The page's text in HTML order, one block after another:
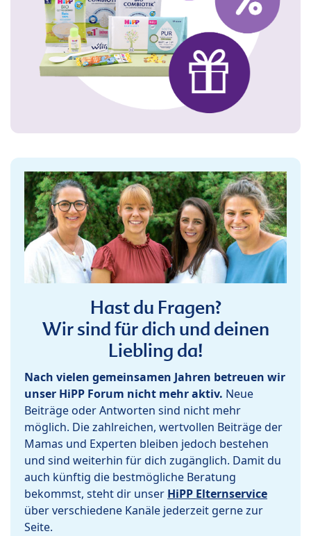
Hast du Fragen?
Wir sind für dich und deinen
Liebling da!
Nach vielen gemeinsamen Jahren betreuen wir
unser HiPP Forum nicht mehr aktiv. Neue
Beiträge oder Antworten sind nicht mehr
möglich. Die zahlreichen, wertvollen Beiträge der
Mamas und Experten bleiben jedoch bestehen
und sind weiterhin für dich zugänglich. Damit du
auch künftig die bestmögliche Beratung
bekommst, steht dir unser HiPP Elternservice
über verschiedene Kanäle jederzeit gerne zur
Seite.